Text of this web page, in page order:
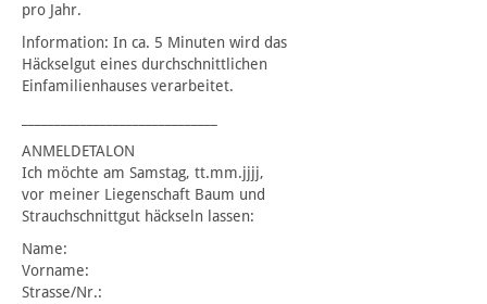
pro Jahr.
lnformation: In ca. 5 Minuten wird das
Häckselgut eines durchschnittlichen
Einfamilienhauses verarbeitet.
ANMELDETALON
Ich möchte am Samstag, tt.mm.jjjj,
vor meiner Liegenschaft Baum und
Strauchschnittgut häckseln lassen:
Name:
Vorname:
Strasse/Nr.: